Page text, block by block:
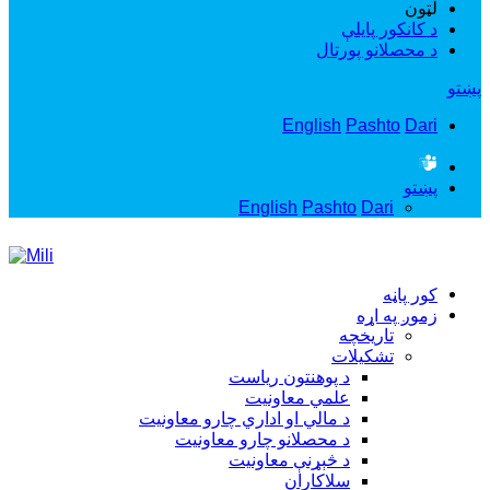
لټون
د کانکور پایلې
د محصلانو پورتال
پښتو
English Pashto Dari
پښتو
English Pashto Dari
کور پاڼه
زموږ په اړه
تاریخچه
تشکيلات
د پوهنتون رياست
علمي معاونيت
د مالي او اداري چارو معاونيت
د محصلانو چارو معاونيت
د څېړنې معاونيت
سلاکاران